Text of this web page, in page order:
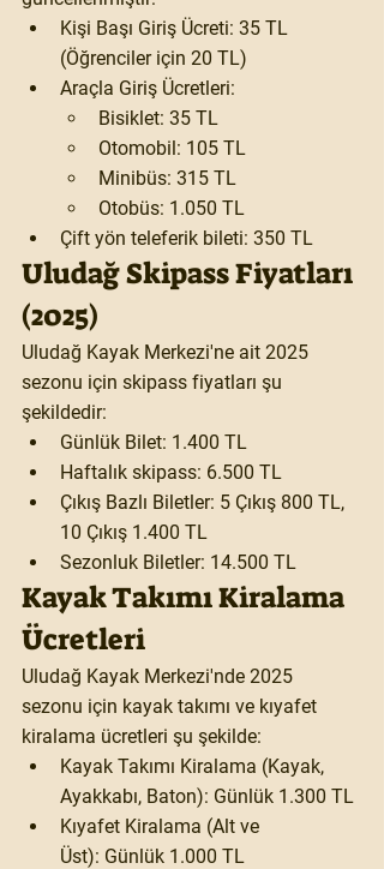
Kişi Başı Giriş Ücreti: 35 TL
(Öğrenciler için 20 TL)
Araçla Giriş Ücretleri:
Bisiklet: 35 TL
Otomobil: 105 TL
Minibüs: 315 TL
Otobüs: 1.050 TL
Çift yön teleferik bileti: 350 TL
Uludağ Skipass Fiyatları
(2025)
Uludağ Kayak Merkezi'ne ait 2025
sezonu için skipass fiyatları şu
şekildedir:
Günlük Bilet: 1.400 TL
Haftalık skipass: 6.500 TL
Çıkış Bazlı Biletler: 5 Çıkış 800 TL,
10 Çıkış 1.400 TL
Sezonluk Biletler: 14.500 TL
Kayak Takımı Kiralama
Ücretleri
Uludağ Kayak Merkezi'nde 2025
sezonu için kayak takımı ve kıyafet
kiralama ücretleri şu şekilde:
Kayak Takımı Kiralama (Kayak,
Ayakkabı, Baton): Günlük 1.300 TL
Kıyafet Kiralama (Alt ve
Üst): Günlük 1.000 TL